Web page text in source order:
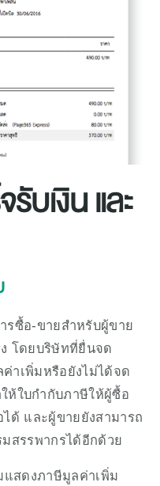
บเงิน และ
รซื้อ-ขายสำหรับผู้ขาย
โดยบริษัทที่ยื่นจด
าเพิ่มหรือยังไม่ได้จด
ห้ใบกำกับภาษีให้ผู้ซื้อ
ได้ และผู้ขายยังสามารถ
สรรพากรได้อีกด้วย
แสดงภาษีมูลค่าเพิ่ม